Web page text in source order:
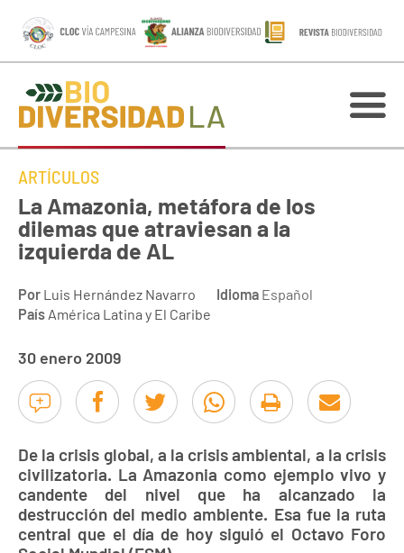
ARTÍCULOS
La Amazonia, metáfora de los
dilemas que atraviesan a la
izquierda de AL
Por Luis Hernández Navarro Idioma Español
País América Latina y El Caribe
30 enero 2009
De la crisis global, a la crisis ambiental, a la crisis
civilizatoria. La Amazonia como ejemplo vivo y
candente del nivel que ha alcanzado la
destrucción del medio ambiente. Esa fue la ruta
central que el día de hoy siguió el Octavo Foro